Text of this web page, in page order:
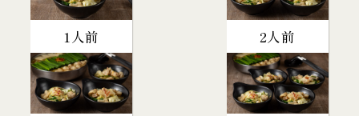
1人前 2人前